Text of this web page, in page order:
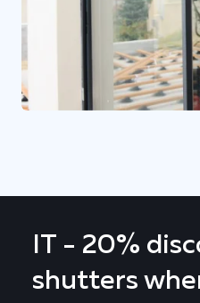
IT - 20%
shutters